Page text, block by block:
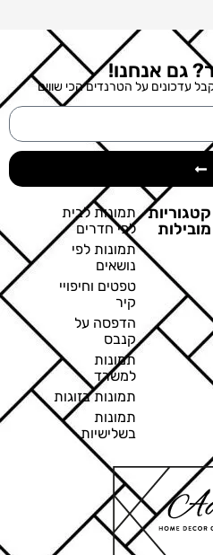
גם אנחנו!
עדכונים על הטרנדים הכי שווים
קטגוריות
מובילות
תמונות לבית
לפי חדרים
תמונות לפי
נושאים
טפטים וחיפויי
קיר
הדפסה על
קנבס
תמונות
למשרד
תמונות בזוגות
תמונות
בשלישיות